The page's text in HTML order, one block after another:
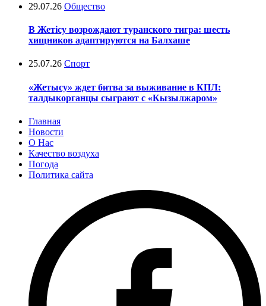
29.07.26 Общество
В Жетісу возрождают туранского тигра: шесть
хищников адаптируются на Балхаше
25.07.26 Спорт
«Жетысу» ждет битва за выживание в КПЛ:
талдыкорганцы сыграют с «Кызылжаром»
Главная
Новости
О Нас
Качество воздуха
Погода
Политика сайта